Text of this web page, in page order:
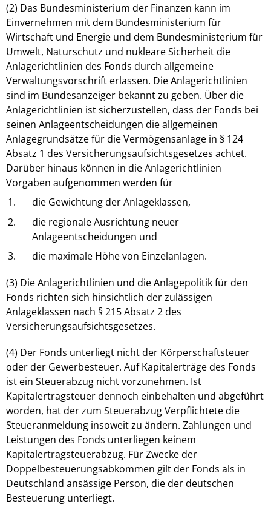
(2) Das Bundesministerium der Finanzen kann im
Einvernehmen mit dem Bundesministerium für
Wirtschaft und Energie und dem Bundesministerium für
Umwelt, Naturschutz und nukleare Sicherheit die
Anlagerichtlinien des Fonds durch allgemeine
Verwaltungsvorschrift erlassen. Die Anlagerichtlinien
sind im Bundesanzeiger bekannt zu geben. Über die
Anlagerichtlinien ist sicherzustellen, dass der Fonds bei
seinen Anlageentscheidungen die allgemeinen
Anlagegrundsätze für die Vermögensanlage in § 124
Absatz 1 des Versicherungsaufsichtsgesetzes achtet.
Darüber hinaus können in die Anlagerichtlinien
Vorgaben aufgenommen werden für
1.
die Gewichtung der Anlageklassen,
2.
die regionale Ausrichtung neuer
Anlageentscheidungen und
3.
die maximale Höhe von Einzelanlagen.
(3) Die Anlagerichtlinien und die Anlagepolitik für den
Fonds richten sich hinsichtlich der zulässigen
Anlageklassen nach § 215 Absatz 2 des
Versicherungsaufsichtsgesetzes.
(4) Der Fonds unterliegt nicht der Körperschaftsteuer
oder der Gewerbesteuer. Auf Kapitalerträge des Fonds
ist ein Steuerabzug nicht vorzunehmen. Ist
Kapitalertragsteuer dennoch einbehalten und abgeführt
worden, hat der zum Steuerabzug Verpflichtete die
Steueranmeldung insoweit zu ändern. Zahlungen und
Leistungen des Fonds unterliegen keinem
Kapitalertragsteuerabzug. Für Zwecke der
Doppelbesteuerungsabkommen gilt der Fonds als in
Deutschland ansässige Person, die der deutschen
Besteuerung unterliegt.